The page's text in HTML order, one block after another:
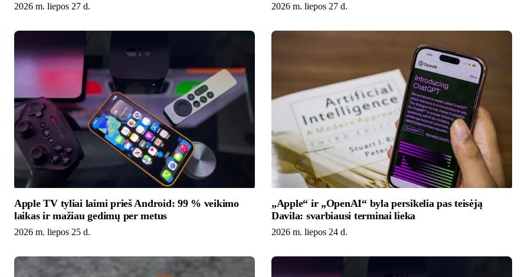
2026 m. liepos 27 d. 2026 m. liepos 27 d.
Apple TV tyliai laimi prieš Android: 99 % veikimo
laikas ir mažiau gedimų per metus
2026 m. liepos 25 d.
„Apple“ ir „OpenAI“ byla persikelia pas teisėją
Davila: svarbiausi terminai lieka
2026 m. liepos 24 d.